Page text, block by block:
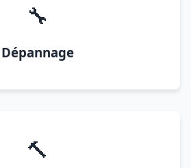
🔧
Dépannage
🔨